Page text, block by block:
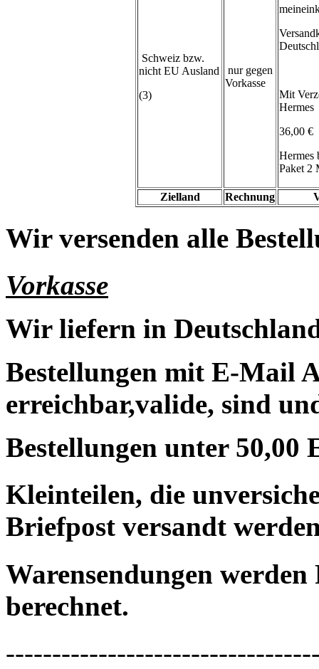
Zielland Rechnung
Schweiz bzw.
nicht EU Ausland
(3)
nur gegen
Vorkasse
Mit
Hermes
36,00 €
Hermes
Paket 2
Wir versenden alle
Vorkasse
Wir liefern in
Bestellungen mit E-Mail
erreichbar,valide, sind
Bestellungen unter 50,00
Kleinteilen, die
Briefpost versandt
Warensendungen
berechnet.